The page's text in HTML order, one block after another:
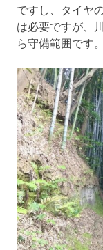
ですし、タイヤ
は必要ですが、
ら守備範囲です。